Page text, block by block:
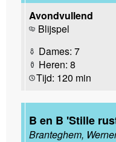
Avondvullend
Blijspel
Dames: 7
Heren: 8
Tijd: 120 min
B en B 'Stille
Branteghem,